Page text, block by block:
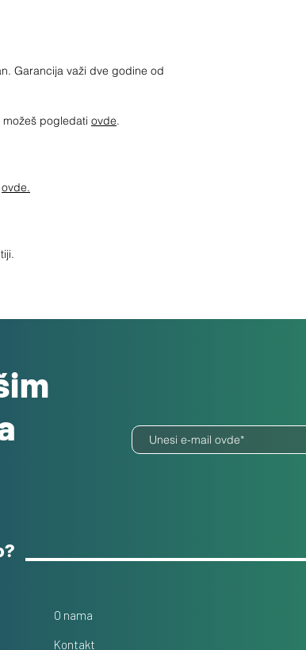
Garancija važi dve godine od
pogledati ovde.
ovde.
O nama
Kontakt